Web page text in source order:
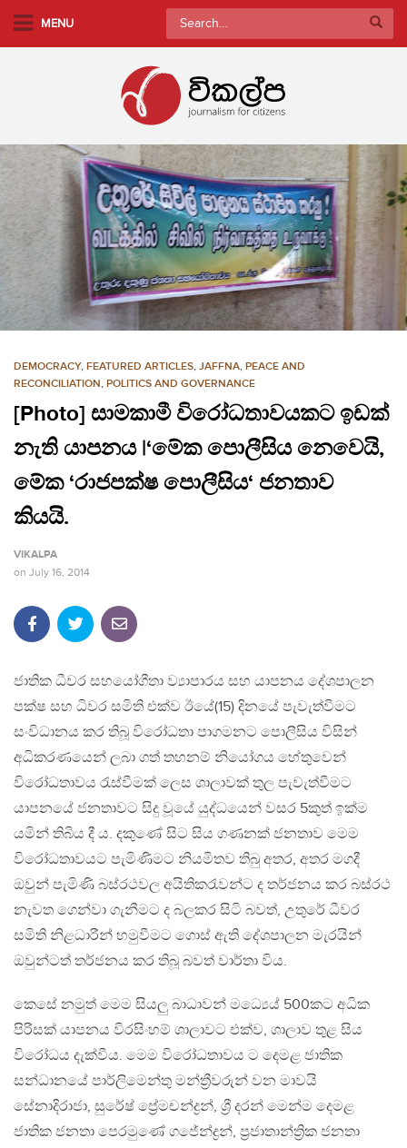
m
a
i
o
e
MENU
Search
for:
DEMOCRACY, FEATURED ARTICLES, JAFFNA, PEACE AND
RECONCILIATION, POLITICS AND GOVERNANCE
[Photo] සාමකාමී විරෝධතාවයකට ඉඩක්
නැති යාපනය |‘මේක පොලීසිය නෙවෙයි,
මේක ‘රාජපක්ෂ පොලීසිය‘ ජනතාව
කියයි.
VIKALPA
on July 16, 2014
ජාතික ධීවර සහයෝගීතා ව්‍යාපාරය සහ යාපනය දේශපාලන
පක්ෂ සහ ධිවර සමිති එක්ව ඊයේ(15) දිනයේ පැවැත්වීමට
සංවිධානය කර තිබූ විරෝධතා පාගමනට පොලීසිය විසින්
අධිකරණයෙන් ලබා ගත් තහනම් නියෝගය හේතුවෙන්
විරෝධතාවය රැස්වීමක් ලෙස ශාලාවක් තුල පැවැත්වීමට
යාපනයේ ජනතාවට සිදු වූයේ යුද්ධයෙන් වසර 5කුත් ඉක්ම
යමින් තිබිය දී ය. දකුණේ සිට සිය ගණනක් ජනතාව මෙම
විරෝධතාවයට පැමිණිමට නියමිතව තිබු අතර, අතර මගදී
ඔවුන් පැමිණි බස්රථවල අයිතිකරැවන්ට ද තර්ජනය කර බස්රථ
නැවත ගෙන්වා ගැනීමට ද බලකර සිටි බවත්, උතුරේ ධීවර
සමිති නිළධාරීන් හමුවීමට ගොස් ඇති දේශපාලන මැරයින්
ඔවුන්ටත් තර්ජනය කර තිබූ බවත් වාර්තා විය.
කෙසේ නමුත් මෙම සියලු බාධාවන් මධ්‍යෙය් 500කට අධික
පිරිසක් යාපනය විරසිංහම් ශාලාවට එක්ව, ශාලාව තුළ සිය
විරෝධය දැක්වීය. මෙම විරෝධතාවය ට දෙමළ ජාතික
සන්ධානයේ පාර්ලිමෙන්තු මන්ත්‍රීවරුන් වන මාවයි
සේනාදිරාජා, සුරේෂ් ප්‍රේමචන්ද්‍රන්, ශ්‍රී දරන් මෙන්ම දෙමළ
ජාතික ජනතා පෙරමුණේ ගජේන්ද්‍රන්, ප්‍රජාතාන්ත්‍රික ජනතා